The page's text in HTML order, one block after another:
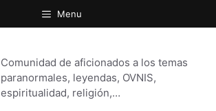
Menu
Comunidad de aficionados a los temas
paranormales, leyendas, OVNIS,
espiritualidad, religión,…